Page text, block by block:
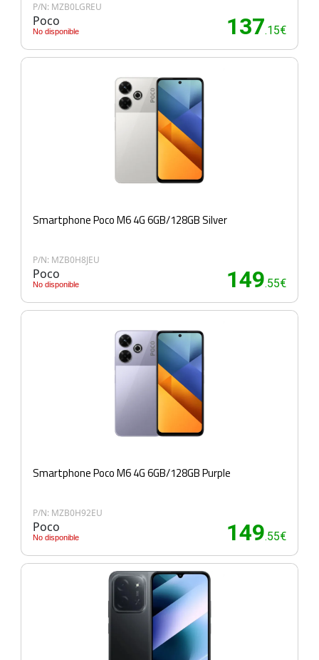
P/N: MZB0LGREU
Poco
No disponible 137.15€
Smartphone Poco M6 4G 6GB/128GB Silver
P/N: MZB0H8JEU
Poco
No disponible 149.55€
Smartphone Poco M6 4G 6GB/128GB Purple
P/N: MZB0H92EU
Poco
No disponible 149.55€